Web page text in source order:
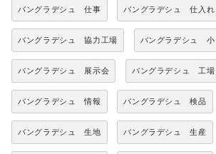
バングラデシュ 仕事 バングラデシュ 仕入れ
バングラデシュ 協力工場 バングラデシュ 小
バングラデシュ 展示会 バングラデシュ 工場
バングラデシュ 情報 バングラデシュ 検品
バングラデシュ 生地 バングラデシュ 生産